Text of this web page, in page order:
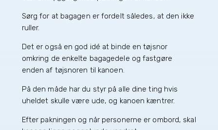
Sørg for at bagagen er fordelt således, at den ikke
ruller.
Det er også en god idé at binde en tøjsnor
omkring de enkelte bagagedele og fastgøre
enden af tøjsnoren til kanoen.
På den måde har du styr på alle dine ting hvis
uheldet skulle være ude, og kanoen kæntrer.
Efter pakningen og når personerne er ombord, skal